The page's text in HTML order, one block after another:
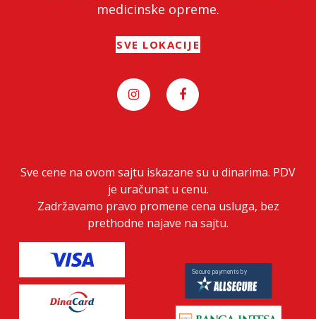
medicinske opreme.
SVE LOKACIJE
Sve cene na ovom sajtu iskazane su u dinarima. PDV
je uračunat u cenu.
Zadržavamo pravo promene cena usluga, bez
prethodne najave na sajtu.